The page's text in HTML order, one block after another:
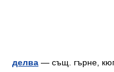
делва — същ. гърне,